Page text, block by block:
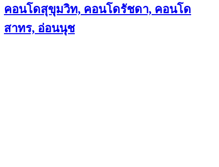
คอนโดสุขุมวิท, คอนโดรัชดา, คอนโด
สาทร, อ่อนนุช